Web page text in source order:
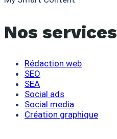
Nos services
Rédaction web
SEO
SEA
Social ads
Social media
Création graphique